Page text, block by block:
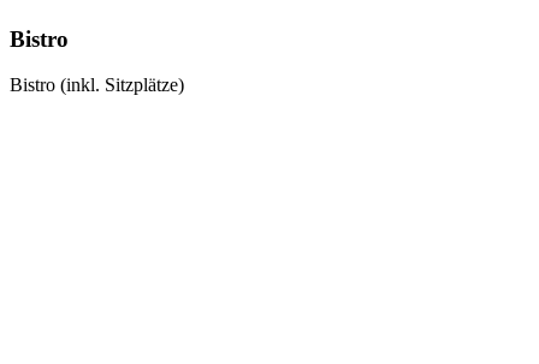
Bistro
Bistro (inkl. Sitzplätze)